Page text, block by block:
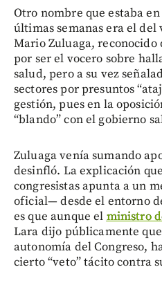
Otro nombre que estaba
últimas semanas era el
Mario Zuluaga,
por ser el vocero sobre
salud, pero a su vez
sectores por presuntos
gestión, pues en la
“blando” con el gobierno
Zuluaga venía sumando
desinfló. La explicación
congresistas apunta a un
oficial— desde el entorno
es que aunque el ministro
Lara dijo públicamente
autonomía del Congreso,
cierto “veto” tácito contra